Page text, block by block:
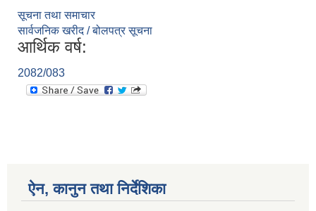
सूचना तथा समाचार
सार्वजनिक खरीद / बोलपत्र सूचना
आर्थिक वर्ष:
2082/083
ऐन, कानुन तथा निर्देशिका